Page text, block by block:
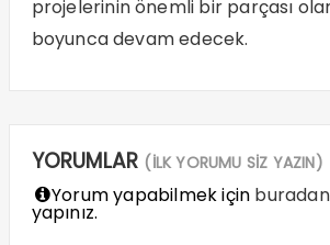
projelerinin önemli bir parçası
boyunca devam edecek.
YORUMLAR (İLK YORUMU SİZ YAZIN)
Yorum yapabilmek için buradan
yapınız.